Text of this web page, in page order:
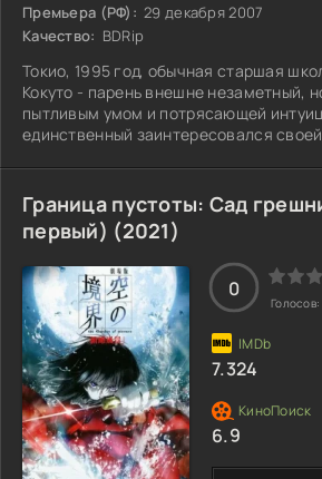
Премьера (РФ): 29 декабря 2007
Качество: BDRip
Токио, 1995 год, обычная старшая
Кокуто - парень внешне незаметный,
пытливым умом и потрясающей
единственный заинтересовался
рода, что в любую погоду ходит в
ни с кем не общается. Смелость
молодые люди установили
отношения. Только дальше дружбе
на фоне серии жутких и
Граница пустоты: Сад
первый) (2021)
0
Голосов:
7.324
6.9